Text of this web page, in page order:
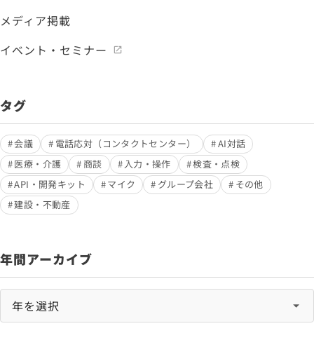
メディア掲載
イベント・セミナー
タグ
会議 電話応対（コンタクトセンター）
AI対話
医療・介護
商談 入力・操作
検査・点検
API・開発キット
マイク グループ会社
その他
建設・不動産
年間アーカイブ